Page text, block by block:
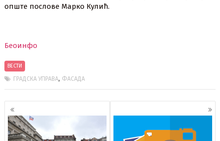
опште послове Марко Кулић.
Беоинфо
ВЕСТИ
ГРАДСКА УПРАВА, ФАСАДА
Кретање
чланака